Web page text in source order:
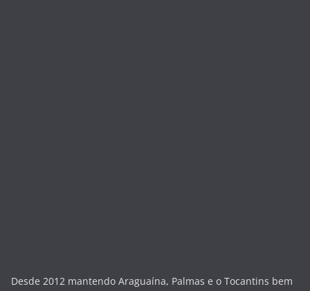
Desde 2012 mantendo Araguaína, Palmas e o Tocantins bem